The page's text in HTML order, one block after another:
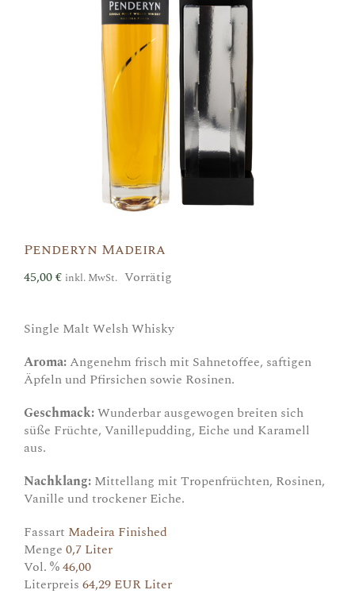
Penderyn Madeira
45,00€ inkl. MwSt. Vorrätig
Single Malt Welsh Whisky
Aroma:Angenehm frisch mit Sahnetoffee, saftigen
Äpfeln und Pfirsichen sowie Rosinen.
Geschmack:Wunderbar ausgewogen breiten sich
süße Früchte, Vanillepudding, Eiche und Karamell
aus.
Nachklang: Mittellang mit Tropenfrüchten, Rosinen,
Vanille und trockener Eiche.
Fassart Madeira Finished
Menge 0,7 Liter
Vol. %46,00
Literpreis 64,29 EUR Liter